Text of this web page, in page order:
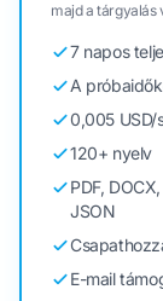
majd a tárgyalás
7 napos
A
0,005 USD/
120+ nyelv
PDF,
JSON
E-mail